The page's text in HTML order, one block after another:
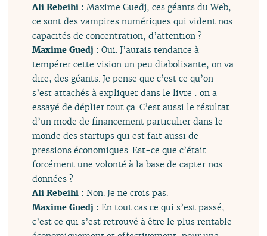
Ali Rebeihi :Maxime Guedj, ces géants du Web,
ce sont des vampires numériques qui vident nos
capacités de concentration, d’attention ?
Maxime Guedj :Oui. J’aurais tendance à
tempérer cette vision un peu diabolisante, on va
dire, des géants. Je pense que c’est ce qu’on
s’est attachés à expliquer dans le livre : on a
essayé de déplier tout ça. C’est aussi le résultat
d’un mode de financement particulier dans le
monde des startups qui est fait aussi de
pressions économiques. Est-ce que c’était
forcément une volonté à la base de capter nos
données ?
Ali Rebeihi :Non. Je ne crois pas.
Maxime Guedj :En tout cas ce qui s’est passé,
c’est ce qui s’est retrouvé à être le plus rentable